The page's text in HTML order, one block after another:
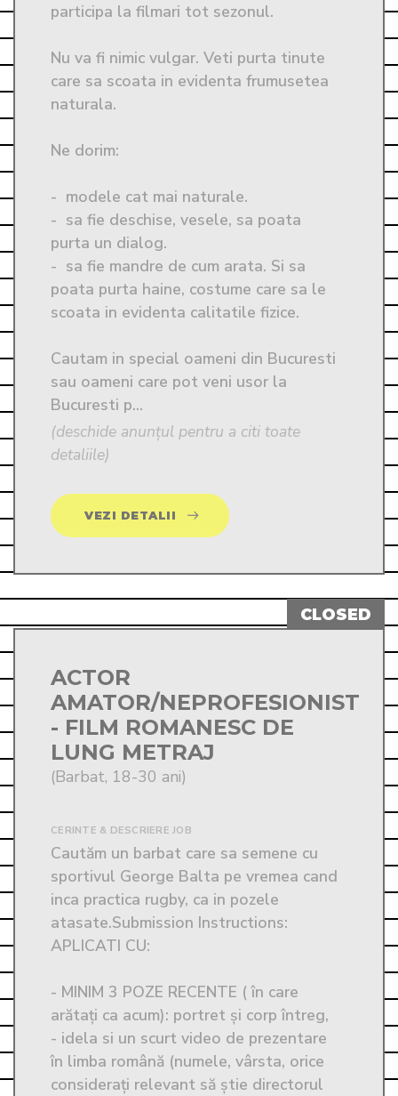
participa la filmari tot sezonul.
Nu va fi nimic vulgar. Veti purta tinute
care sa scoata in evidenta frumusetea
naturala.
Ne dorim:
-  modele cat mai naturale.
-  sa fie deschise, vesele, sa poata
purta un dialog.
-  sa fie mandre de cum arata. Si sa
poata purta haine, costume care sa le
scoata in evidenta calitatile fizice.
Cautam in special oameni din Bucuresti
sau oameni care pot veni usor la
Bucuresti p...
(deschide anunțul pentru a citi toate
detaliile)
VEZI DETALII
ACTOR
AMATOR/NEPROFESIONIST
- FILM ROMANESC DE
LUNG METRAJ
(Barbat, 18-30 ani)
CERINTE & DESCRIERE JOB
Cautăm un barbat care sa semene cu
sportivul George Balta pe vremea cand
inca practica rugby, ca in pozele
atasate.Submission Instructions:
APLICATI CU:
- MINIM 3 POZE RECENTE ( în care
arătați ca acum): portret și corp întreg,
- idela si un scurt video de prezentare
în limba română (numele, vârsta, orice
considerați relevant să știe directorul